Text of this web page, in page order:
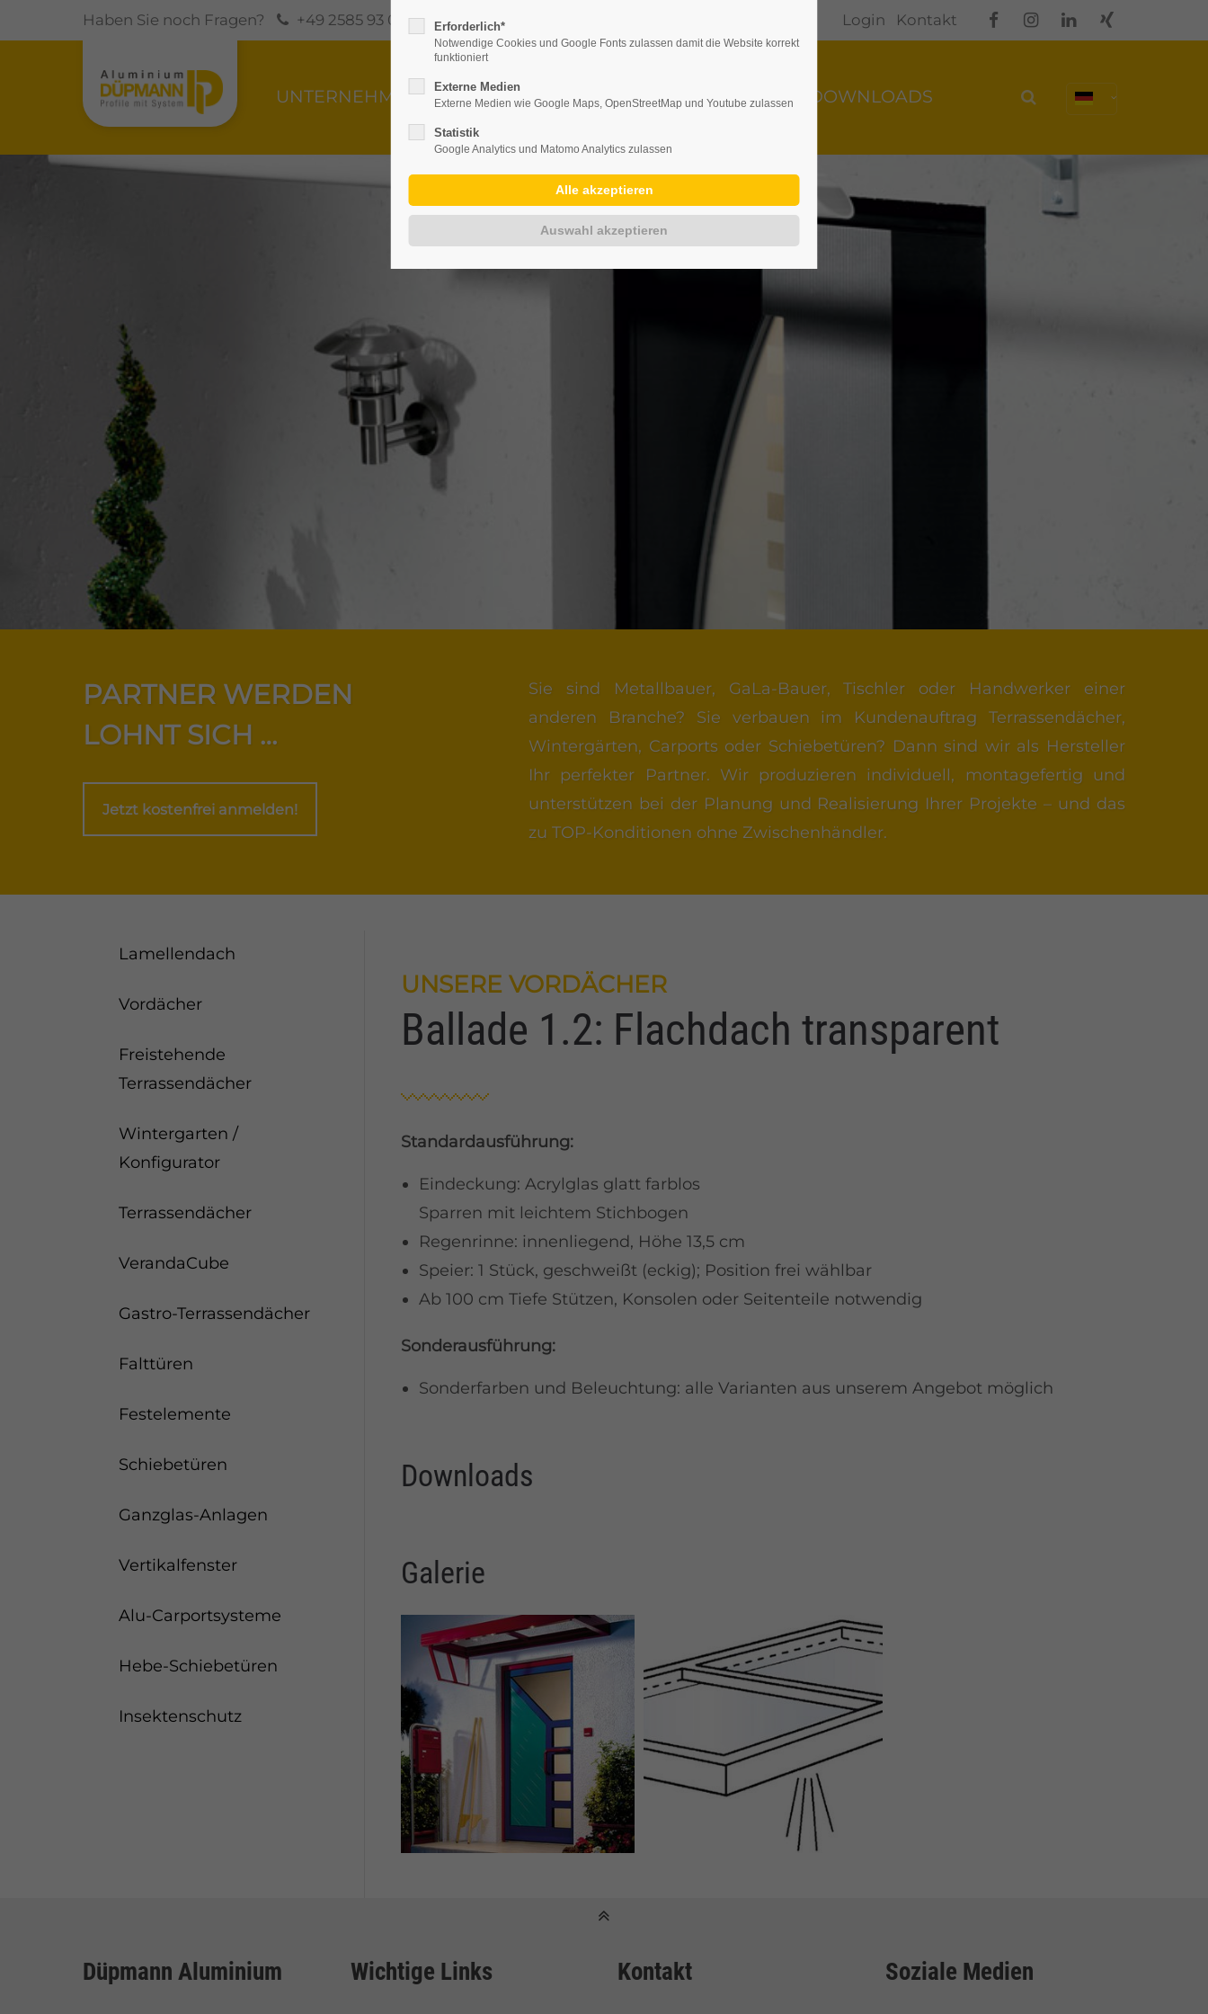
Login Kontakt
Haben Sie noch Fragen? +49 2585 93 03 - 0 info@duepmann-alu.de
UNTERNEHMEN PRODUKTE GALERIE KONTAKT DOWNLOADS
PARTNER WERDEN
LOHNT SICH …
Jetzt kostenfrei anmelden!
Sie sind Metallbauer, GaLa-Bauer, Tischler oder Handwerker einer
anderen Branche? Sie verbauen im Kundenauftrag Terrassendächer,
Wintergärten, Carports oder Schiebetüren? Dann sind wir als Hersteller
Ihr perfekter Partner. Wir produzieren individuell, montagefertig und
unterstützen bei der Planung und Realisierung Ihrer Projekte – und das
zu TOP-Konditionen ohne Zwischenhändler.
UNSERE VORDÄCHER
Ballade 1.2: Flachdach transparent
Standardausführung:
Eindeckung: Acrylglas glatt farblos
Sparren mit leichtem Stichbogen
Regenrinne: innenliegend, Höhe 13,5 cm
Speier: 1 Stück, geschweißt (eckig); Position frei wählbar
Ab 100 cm Tiefe Stützen, Konsolen oder Seitenteile notwendig
Sonderausführung:
Sonderfarben und Beleuchtung: alle Varianten aus unserem Angebot möglich
Downloads
Galerie
Lamellendach
Vordächer
Freistehende
Terrassendächer
Wintergarten /
Konfigurator
Terrassendächer
VerandaCube
Gastro-Terrassendächer
Falttüren
Festelemente
Schiebetüren
Ganzglas-Anlagen
Vertikalfenster
Alu-Carportsysteme
Hebe-Schiebetüren
Insektenschutz
Düpmann Aluminium Wichtige Links Kontakt Soziale Medien
Erforderlich*
Notwendige Cookies und Google Fonts zulassen damit die Website korrekt
funktioniert
Externe Medien
Externe Medien wie Google Maps, OpenStreetMap und Youtube zulassen
Statistik
Google Analytics und Matomo Analytics zulassen